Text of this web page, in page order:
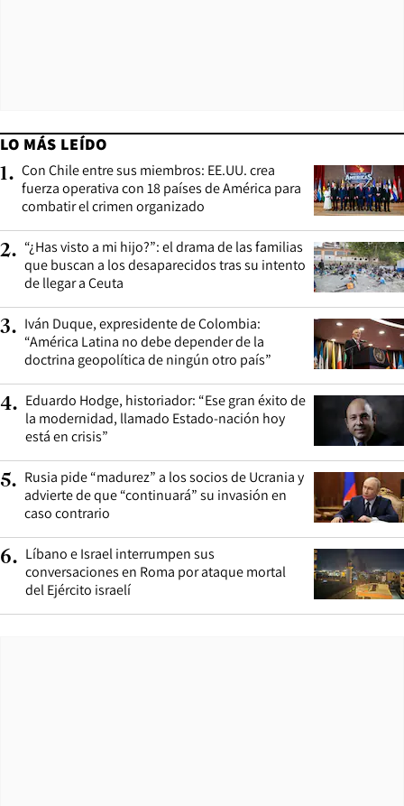
LO MÁS LEÍDO
1. Con Chile entre sus miembros: EE.UU. crea
fuerza operativa con 18 países de América para
combatir el crimen organizado
2. “¿Has visto a mi hijo?”: el drama de las familias
que buscan a los desaparecidos tras su intento
de llegar a Ceuta
3. Iván Duque, expresidente de Colombia:
“América Latina no debe depender de la
doctrina geopolítica de ningún otro país”
4. Eduardo Hodge, historiador: “Ese gran éxito de
la modernidad, llamado Estado-nación hoy
está en crisis”
5. Rusia pide “madurez” a los socios de Ucrania y
advierte de que “continuará” su invasión en
caso contrario
6. Líbano e Israel interrumpen sus
conversaciones en Roma por ataque mortal
del Ejército israelí